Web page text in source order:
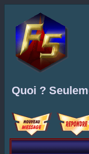
Quoi ?